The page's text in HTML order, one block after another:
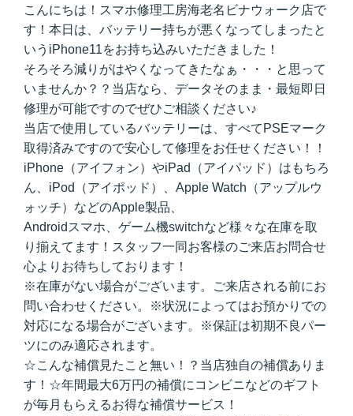
こんにちは！スマホ修理工房海老名ビナウォーク店で
す！本日は、バッテリー持ちが悪くなってしまったと
いうiPhone11をお持ち込みいただきました！
そろそろ減りがはやくなってきたなぁ・・・と思って
いませんか？？当店なら、データそのまま・最短即日
修理が可能ですのでぜひご相談ください♪
当店で使用しているバッテリーは、すべてPSEマーク
取得済みですので安心して修理をお任せください！！
iPhone（アイフォン）やiPad（アイパッド）はもちろ
ん、iPod（アイポッド）、Apple Watch（アップルウ
ォッチ）などのApple製品、
Androidスマホ、ゲーム機switchなど様々な在庫を取
り揃えてます！スタッフ一同お客様のご来店お問合せ
心よりお待ちしております！
※在庫がない場合がございます。ご来店される前にお
問い合わせください。※状況によってはお預かりでの
対応になる場合がございます。※保証は初期不良パー
ツにのみ適応されます。
☆こんな補償見たこと無い！？当店独自の補償ありま
す！☆年間最大6万円の補償にコンビニなどのギフト
が毎月もらえるお得な補償サービス！